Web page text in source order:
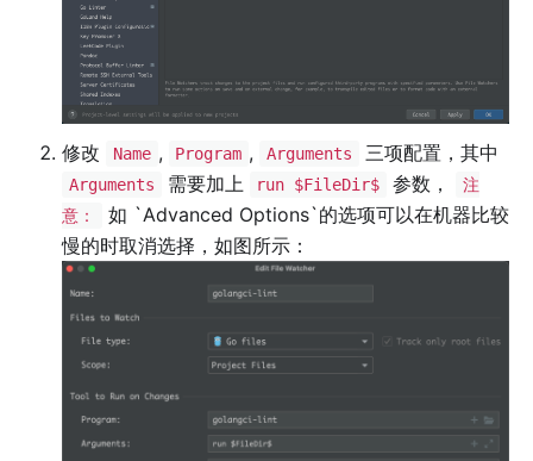
修改 Name , Program , Arguments 三项配置，其中
Arguments 需要加上 run $FileDir$ 参数，
注
意：
如 `Advanced Options`的选项可以在机器比较
慢的时取消选择，如图所示：